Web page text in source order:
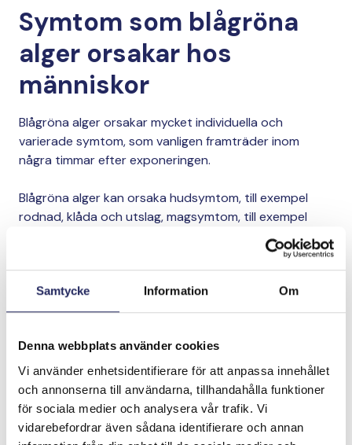
Samtycke Information Om
Denna webbplats använder cookies
Vi använder enhetsidentifierare för att anpassa innehållet
och annonserna till användarna, tillhandahålla funktioner
för sociala medier och analysera vår trafik. Vi
vidarebefordrar även sådana identifierare och annan
Symtom som blågröna
alger orsakar hos
människor
Blågröna alger orsakar mycket individuella och
varierade symtom, som vanligen framträder inom
några timmar efter exponeringen.
Blågröna alger kan orsaka hudsymtom, till exempel
rodnad, klåda och utslag, magsymtom, till exempel
illamående, magont, kräkningar och diarré samt
rinnande näsa, ögonirritation, huvudvärk och feber. Om
symtomen är svåra eller inte avtar, ska du söka
läkarvård. Symtom kan också uppkomma efter simning
i vatten som innehåller blågröna alger.
Symtom som blågröna
alger orsakar hos hundar
och andra sällskapsdjur